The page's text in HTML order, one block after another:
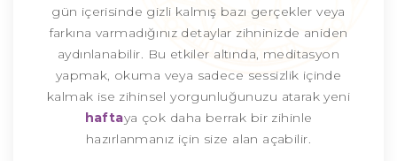
gün içerisinde gizli kalmış bazı gerçekler veya
farkına varmadığınız detaylar zihninizde aniden
aydınlanabilir. Bu etkiler altında, meditasyon
yapmak, okuma veya sadece sessizlik içinde
kalmak ise zihinsel yorgunluğunuzu atarak yeni
haftaya çok daha berrak bir zihinle
hazırlanmanız için size alan açabilir.